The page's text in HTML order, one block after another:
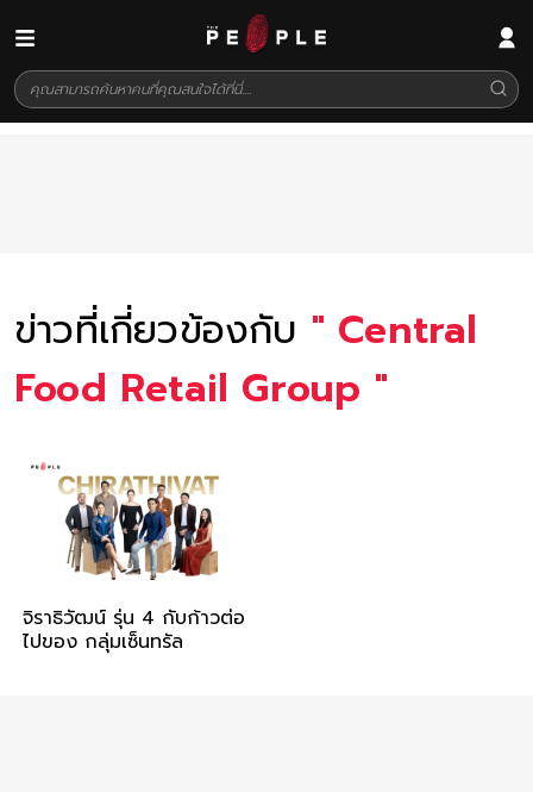
ข่าวที่เกี่ยวข้องกับ " Central
Food Retail Group "
จิราธิวัฒน์ รุ่น 4 กับก้าวต่อ
ไปของ กลุ่มเซ็นทรัล